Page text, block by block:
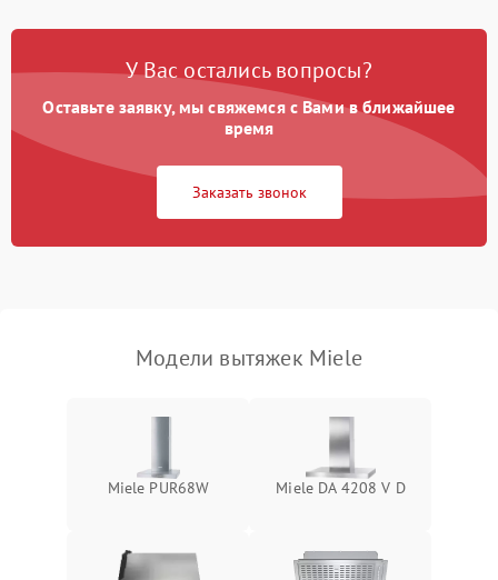
Не ключается вытяжка 550 ₽ Подробнее →
конденсатора
1000 ₽ Подробнее →
1000 ₽ Подробнее →
У Вас остались вопросы?
Оставьте заявку, мы свяжемся с Вами в ближайшее
время
Заказать звонок
Модели вытяжек Miele
Miele PUR68W Miele DA 4208 V D